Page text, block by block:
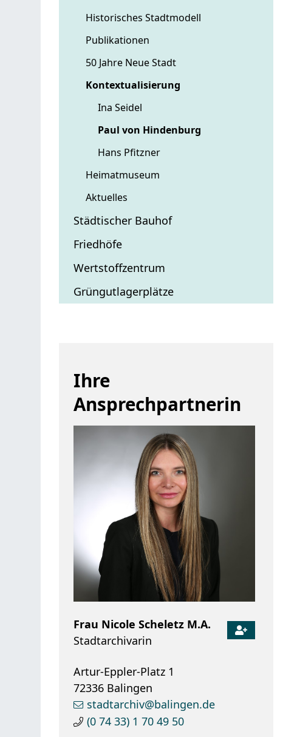
Historisches Stadtmodell
Publikationen
50 Jahre Neue Stadt
Kontextualisierung
Ina Seidel
Paul von Hindenburg
Hans Pfitzner
Heimatmuseum
Aktuelles
Städtischer Bauhof
Friedhöfe
Wertstoffzentrum
Grüngutlagerplätze
Ihre
Ansprechpartnerin
Frau Nicole Scheletz M.A.
Stadtarchivarin
Artur-Eppler-Platz 1
72336 Balingen
stadtarchiv@balingen.de
(0 74 33) 1 70 49 50